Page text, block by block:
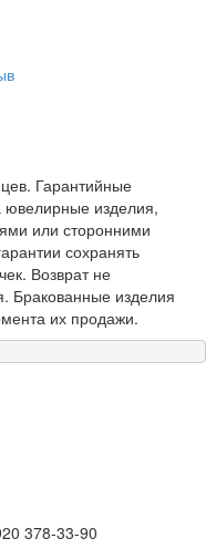
Гарантийные
ювелирные изделия,
или сторонними
сохранять
Возврат не
Бракованные изделия
их продажи.
378-33-90